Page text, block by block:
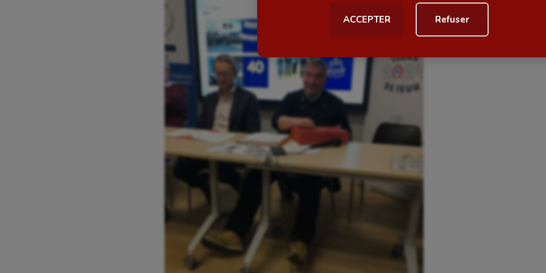
ACCEPTER Refuser
Boules lyonnaises
Futsal
Golf
Gymnastique
Gymnastique rythmique
Haltérophilie
Handisport
Hippisme
Jeux Olympiques et Paralympiques
Outdoor
Patinage artistique
Plongée